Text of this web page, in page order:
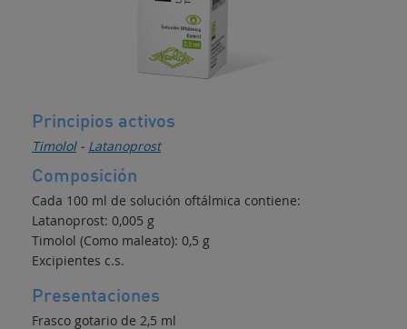
Principios activos
Timolol- Latanoprost
Composición
Cada 100 ml de solución oftálmica contiene:
Latanoprost: 0,005 g
Timolol (Como maleato): 0,5 g
Excipientes c.s.
Presentaciones
Frasco gotario de 2,5 ml